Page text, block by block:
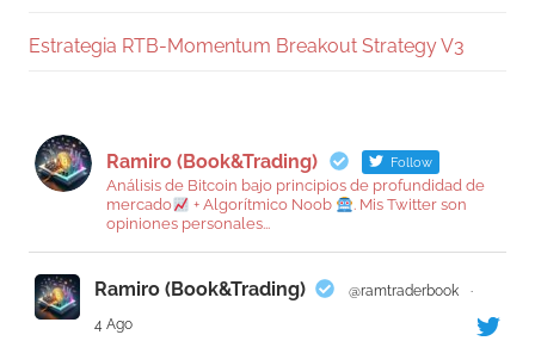
Estrategia RTB-Momentum Breakout Strategy V3
Ramiro (Book&Trading) Follow
Análisis de Bitcoin bajo principios de profundidad de
mercado
+ Algorítmico Noob
. Mis Twitter son
opiniones personales...
Ramiro (Book&Trading) @ramtraderbook
·
4 Ago